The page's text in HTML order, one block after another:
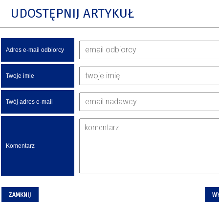
UDOSTĘPNIJ ARTYKUŁ
Adres e-mail odbiorcy
Twoje imie
Twój adres e-mail
Komentarz